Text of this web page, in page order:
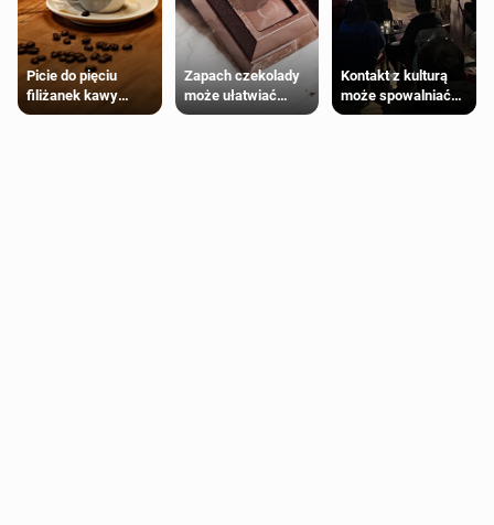
Picie do pięciu
filiżanek kawy
dziennie jest
Zapach czekolady
może ułatwiać
trening siłowy
Kontakt z kulturą
może spowalniać
starzenie